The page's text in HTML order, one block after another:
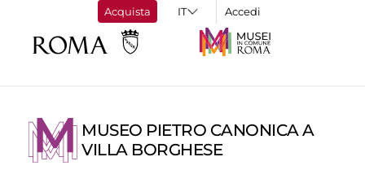
Acquista Accedi
MUSEO PIETRO CANONICA A
VILLA BORGHESE